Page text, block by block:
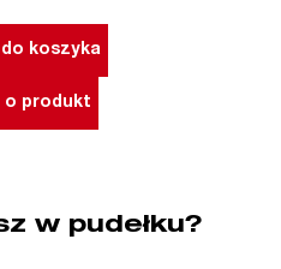
koszyka
o produkt
w pudełku?